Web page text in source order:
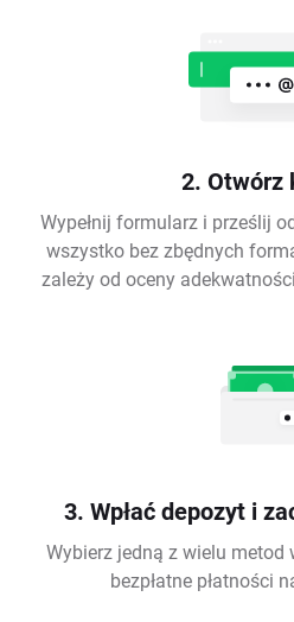
2. Otwórz
Wypełnij formularz i prześlij
wszystko bez zbędnych
zależy od oceny
3. Wpłać depozyt i
Wybierz jedną z wielu metod
bezpłatne płatności